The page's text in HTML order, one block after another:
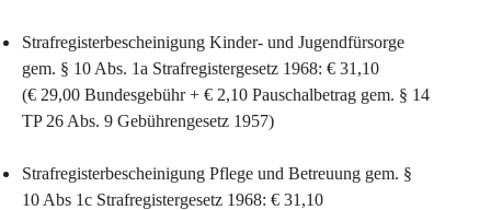
Strafregisterbescheinigung Kinder- und Jugendfürsorge
gem. § 10 Abs. 1a Strafregistergesetz 1968: € 31,10
(€ 29,00 Bundesgebühr + € 2,10 Pauschalbetrag gem. § 14
TP 26 Abs. 9 Gebührengesetz 1957)
Strafregisterbescheinigung Pflege und Betreuung gem. §
10 Abs 1c Strafregistergesetz 1968: € 31,10